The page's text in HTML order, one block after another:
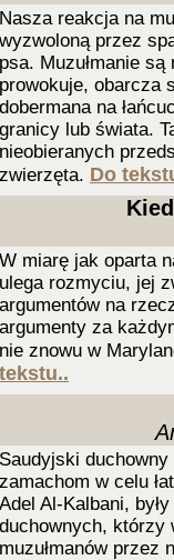
Nasza reakcja na
wyzwoloną przez
psa. Muzułmanie
prowokuje, obarcza
dobermana na
granicy lub świata.
nieobieranych
zwierzęta. Do
W miarę jak oparta
ulega rozmyciu, jej
argumentów na
argumenty za
nie znowu w
tekstu..
Saudyjski
zamachom w celu
Adel Al-Kalbani,
duchownych, którzy
muzułmanów przez